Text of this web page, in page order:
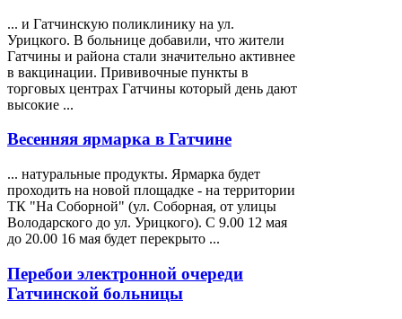
... и Гатчинскую поликлинику на ул.
Урицкого. В больнице добавили, что жители
Гатчины и района стали значительно активнее
в вакцинации. Прививочные пункты в
торговых центрах Гатчины который день дают
высокие ...
Весенняя ярмарка в Гатчине
... натуральные продукты. Ярмарка будет
проходить на новой площадке - на территории
ТК "На Соборной" (ул. Соборная, от улицы
Володарского до ул. Урицкого). С 9.00 12 мая
до 20.00 16 мая будет перекрыто ...
Перебои электронной очереди
Гатчинской больницы